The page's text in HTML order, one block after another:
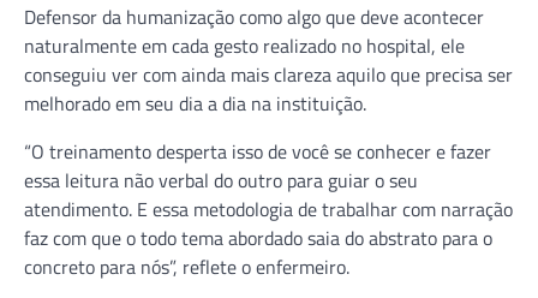
Defensor da humanização como algo que deve acontecer
naturalmente em cada gesto realizado no hospital, ele
conseguiu ver com ainda mais clareza aquilo que precisa ser
melhorado em seu dia a dia na instituição.
“O treinamento desperta isso de você se conhecer e fazer
essa leitura não verbal do outro para guiar o seu
atendimento. E essa metodologia de trabalhar com narração
faz com que o todo tema abordado saia do abstrato para o
concreto para nós”, reflete o enfermeiro.